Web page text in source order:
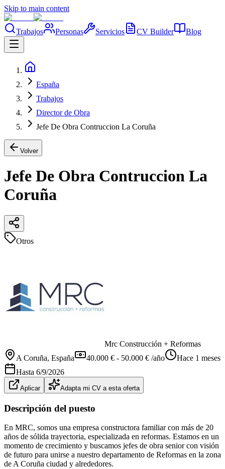
Skip to main content
Trabajos Personas Servicios CV Builder Blog
España
Trabajos
Director de Obra
Jefe De Obra Contruccion La Coruña
Volver
Jefe De Obra Contruccion La
Coruña
Otros
Mrc Construcción + Reformas
A Coruña, España 40.000 € - 50.000 € /año
Hace 1 meses
Hasta 6/9/2026
Aplicar Adapta mi CV a esta oferta
Descripción del puesto
En MRC, somos una empresa constructora familiar con más de 20
años de sólida trayectoria, especializada en reformas. Estamos en un
momento de crecimiento y buscamos jefes de obra senior con visión
de futuro para unirse a nuestro departamento de Reformas en la zona
de A Coruña ciudad y alrededores.